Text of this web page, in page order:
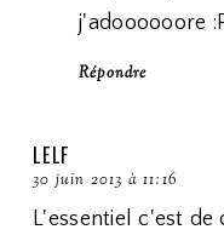
j'adoooooore
Répondre
LELF
30 juin 2013 à 11:16
L'essentiel c'est